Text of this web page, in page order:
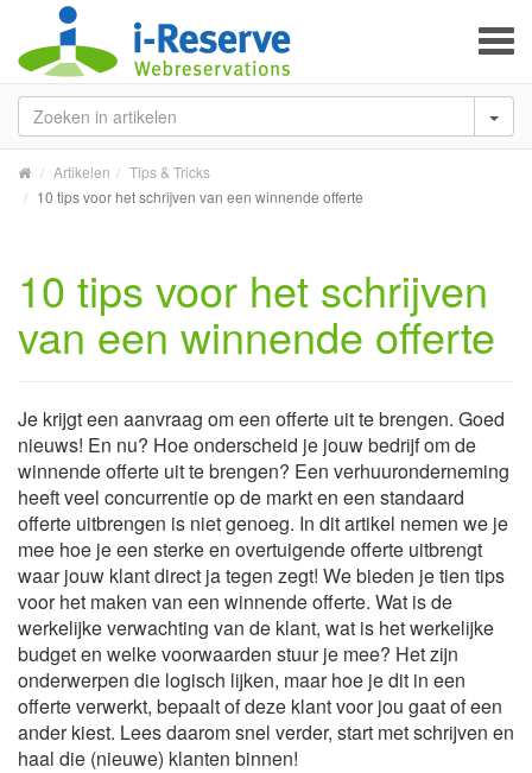
Artikelen
Tips & Tricks
10 tips voor het schrijven van een winnende offerte
10 tips voor het schrijven
van een winnende offerte
Je krijgt een aanvraag om een offerte uit te brengen. Goed
nieuws! En nu? Hoe onderscheid je jouw bedrijf om de
winnende offerte uit te brengen? Een verhuuronderneming
heeft veel concurrentie op de markt en een standaard
offerte uitbrengen is niet genoeg. In dit artikel nemen we je
mee hoe je een sterke en overtuigende offerte uitbrengt
waar jouw klant direct ja tegen zegt! We bieden je tien tips
voor het maken van een winnende offerte. Wat is de
werkelijke verwachting van de klant, wat is het werkelijke
budget en welke voorwaarden stuur je mee? Het zijn
onderwerpen die logisch lijken, maar hoe je dit in een
offerte verwerkt, bepaalt of deze klant voor jou gaat of een
ander kiest. Lees daarom snel verder, start met schrijven en
haal die (nieuwe) klanten binnen!